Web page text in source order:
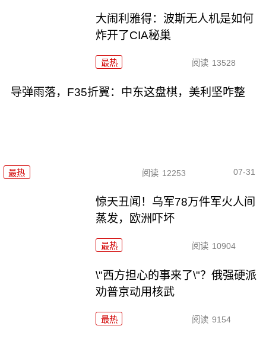
大闹利雅得：波斯无人机是如何
炸开了CIA秘巢
最热 阅读 13528
导弹雨落，F35折翼：中东这盘棋，美利坚咋整
最热 阅读 12253 07-31
惊天丑闻！乌军78万件军火人间
蒸发，欧洲吓坏
最热 阅读 10904
\"西方担心的事来了\"？俄强硬派
劝普京动用核武
最热 阅读 9154